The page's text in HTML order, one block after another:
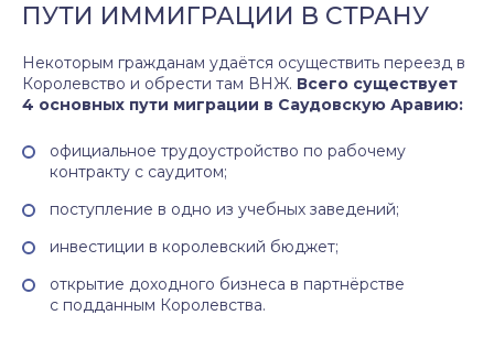
ПУТИ ИММИГРАЦИИ В СТРАНУ
Некоторым гражданам удаётся осуществить переезд в
Королевство и обрести там ВНЖ. Всего существует
4 основных пути миграции в Саудовскую Аравию:
официальное трудоустройство по рабочему
контракту с саудитом;
поступление в одно из учебных заведений;
инвестиции в королевский бюджет;
открытие доходного бизнеса в партнёрстве
с подданным Королевства.